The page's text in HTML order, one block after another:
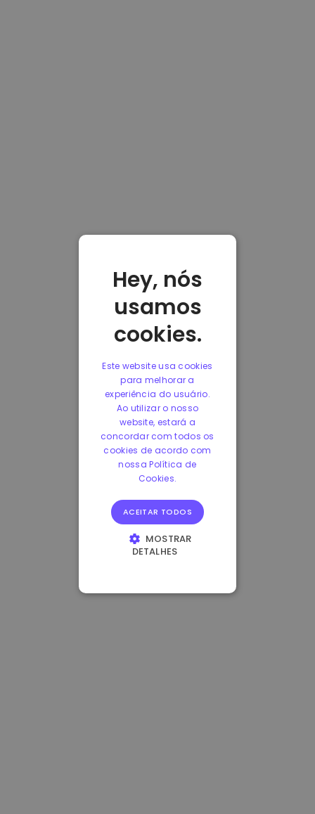
Hey, nós
usamos
cookies.
Este website usa cookies
para melhorar a
experiência do usuário.
Ao utilizar o nosso
website, estará a
concordar com todos os
cookies de acordo com
nossa Política de
Cookies.
ACEITAR TODOS
MOSTRAR
DETALHES